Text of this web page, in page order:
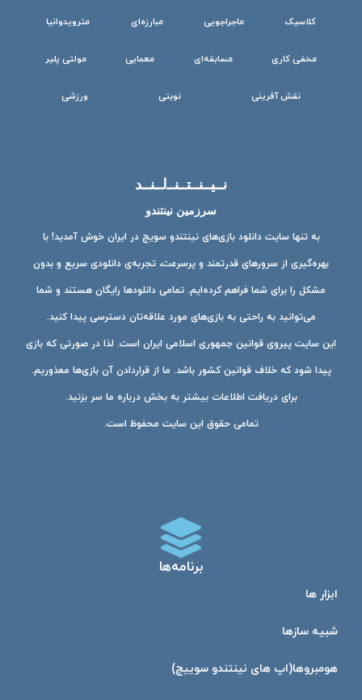
کلاسیک ماجراجویی مبارزه‌ای مترویدوانیا
مخفی کاری مسابقه‌ای معمایی مولتی پلیر
نقش آفرینی نوبتی ورزشی
نــیــنــتــنــ‌لــنــد
سرزمین نینتندو
به تنها سایت دانلود بازی‌های نینتندو سویچ در ایران خوش آمدید! با
بهره‌گیری از سرورهای قدرتمند و پرسرعت، تجربه‌ی دانلودی سریع و بدون
مشکل را برای شما فراهم کرده‌ایم. تمامی دانلودها رایگان هستند و شما
می‌توانید به راحتی به بازی‌های مورد علاقه‌تان دسترسی پیدا کنید.
این سایت پیروی قوانین جمهوری اسلامی ایران است. لذا در صورتی که بازی
پیدا شود که خلاف قوانین کشور باشد. ما از قراردادن آن بازی‌ها معذوریم.
برای دریافت اطلاعات بیشتر به بخش درباره ما سر بزنید.
تمامی حقوق این سایت محفوظ است.
برنامه‌ها
ابزار ها
شبیه ساز‌ها
هومبرو‌ها(اپ های نینتندو سوییچ)